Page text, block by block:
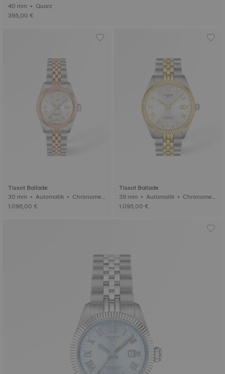
40 mm • Quarz
395,00 €
Tissot Ballade
30 mm • Automatik • Chronomet
er (COSC)
1.095,00 €
Tissot Ballade
39 mm • Automatik • Chronomet
er (COSC)
1.095,00 €